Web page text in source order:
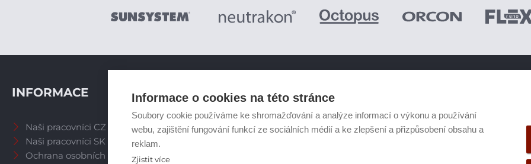
Informace o cookies na této stránce
Soubory cookie používáme ke shromažďování a analýze informací o výkonu a používání
webu, zajištění fungování funkcí ze sociálních médií a ke zlepšení a přizpůsobení obsahu a
reklam.
Zjistit více
INFORMACE
Naši pracovníci CZ
Naši pracovníci SK
Ochrana osobních údajů
PRODUKTY
Tepelná čerpadla